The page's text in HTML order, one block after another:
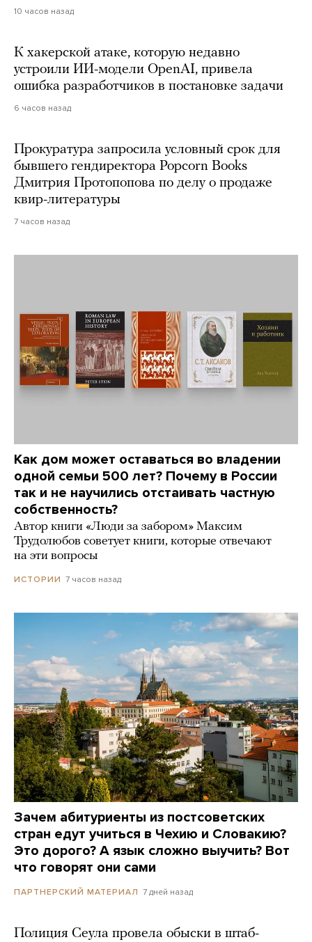
10 часов назад
К хакерской атаке, которую недавно
устроили ИИ-модели OpenAI, привела
ошибка разработчиков в постановке задачи
6 часов назад
Прокуратура запросила условный срок для
бывшего гендиректора Popcorn Books
Дмитрия Протопопова по делу о продаже
квир-литературы
7 часов назад
Как дом может оставаться во владении
одной семьи 500 лет? Почему в России
так и не научились отстаивать частную
собственность?
Автор книги «Люди за забором» Максим
Трудолюбов советует книги, которые отвечают
на эти вопросы
ИСТОРИИ 7 часов назад
Зачем абитуриенты из постсоветских
стран едут учиться в Чехию и Словакию?
Это дорого? А язык сложно выучить? Вот
что говорят они сами
ПАРТНЕРСКИЙ МАТЕРИАЛ 7 дней назад
Полиция Сеула провела обыски в штаб-